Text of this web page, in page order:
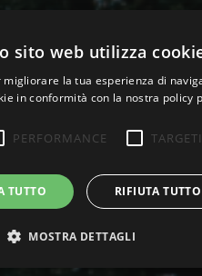
sito web utilizza
la tua esperienza di
in conformità con la nostra policy
PERFORMANCE
TUTTO RIFIUTA TUTTO
MOSTRA DETTAGLI